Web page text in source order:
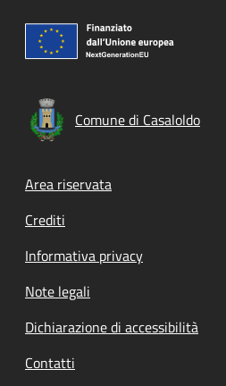
Comune di Casaloldo
Footer menu
Area riservata
Crediti
Informativa privacy
Note legali
Dichiarazione di accessibilità
Contatti